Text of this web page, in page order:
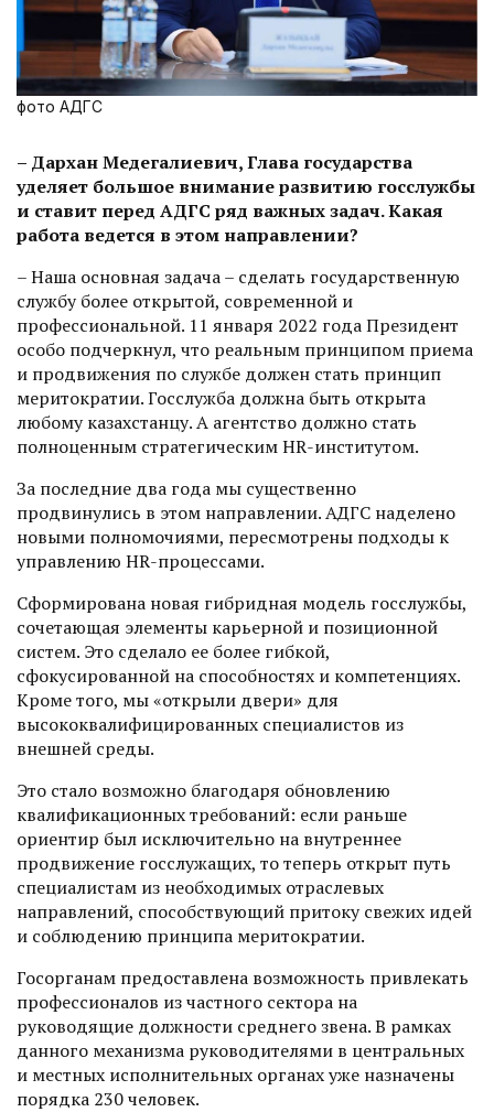
фото АДГС
– Дархан Медегалиевич, Глава государства
уделяет большое внимание развитию госслужбы
и ставит перед АДГС ряд важных задач. Какая
работа ведется в этом направлении?
– Наша основная задача – сделать государственную
службу более открытой, современной и
профессиональной. 11 января 2022 года Президент
особо подчеркнул, что реальным принципом приема
и продвижения по службе должен стать принцип
меритократии. Госслужба должна быть открыта
любому казахстанцу. А агентство должно стать
полноценным стратегическим HR-инс­титутом.
За последние два года мы существенно
продвинулись в этом направлении. АДГС наделено
новыми полномочиями, пересмотрены подходы к
управлению HR-процессами.
Сформирована новая гибридная модель госслужбы,
сочетающая элементы карьерной и позиционной
систем. Это сделало ее более гибкой,
сфокусированной на способностях и компетенциях.
Кроме того, мы «открыли двери» для
высококвалифицированных специалис­тов из
внешней среды.
Это стало возможно благодаря обновлению
квалификационных требований: если раньше
ориентир был исключительно на внутреннее
продвижение госслужащих, то теперь открыт путь
специалистам из необходимых отрас­левых
направлений, способствующий притоку свежих идей
и соблюдению принципа меритократии.
Госорганам предоставлена возможность привлекать
профессионалов из частного сектора на
руководящие должности среднего звена. В рамках
данного механизма руководителями в центральных
и местных исполнительных органах уже назначены
порядка 230 человек.